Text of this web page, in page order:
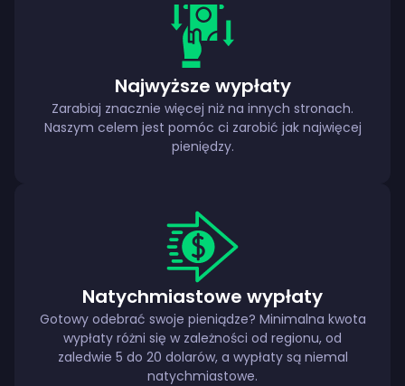
Najwyższe wypłaty
Zarabiaj znacznie więcej niż na innych stronach.
Naszym celem jest pomóc ci zarobić jak najwięcej
pieniędzy.
Natychmiastowe wypłaty
Gotowy odebrać swoje pieniądze? Minimalna kwota
wypłaty różni się w zależności od regionu, od
zaledwie 5 do 20 dolarów, a wypłaty są niemal
natychmiastowe.